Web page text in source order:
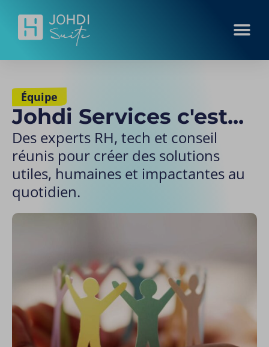
Équipe
Johdi Services c'est...
Des experts RH, tech et conseil
réunis pour créer des solutions
utiles, humaines et impactantes au
quotidien.